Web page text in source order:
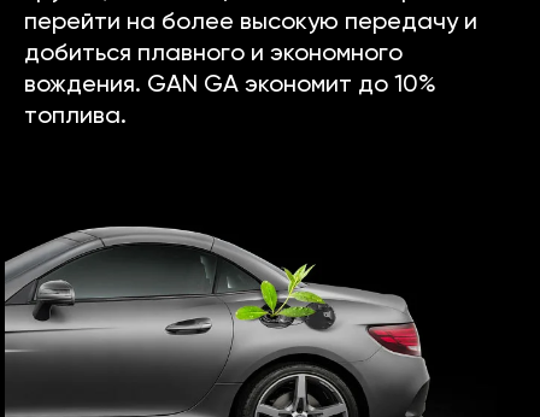
перейти на более высокую передачу и
добиться плавного и экономного
вождения. GAN GA экономит до 10%
топлива.